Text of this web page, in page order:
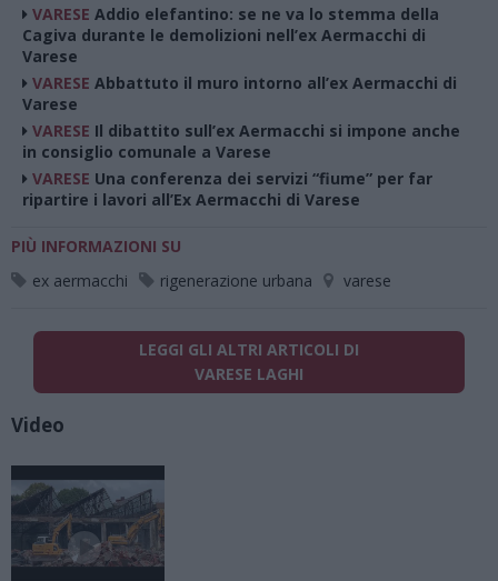
VARESE Addio elefantino: se ne va lo stemma della
Cagiva durante le demolizioni nell’ex Aermacchi di
Varese
VARESE Abbattuto il muro intorno all’ex Aermacchi di
Varese
VARESE Il dibattito sull’ex Aermacchi si impone anche
in consiglio comunale a Varese
VARESE Una conferenza dei servizi “fiume” per far
ripartire i lavori all’Ex Aermacchi di Varese
PIÙ INFORMAZIONI SU
ex aermacchi
rigenerazione urbana varese
LEGGI GLI ALTRI ARTICOLI DI
VARESE LAGHI
Video